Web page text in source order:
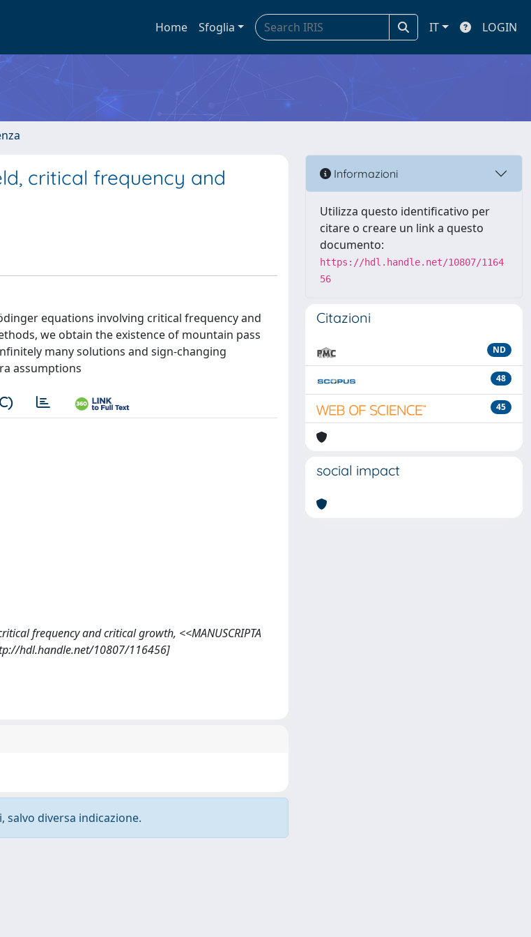
Home Sfoglia IT LOGIN
critical frequency and
equations involving critical frequency and
we obtain the existence of mountain pass
many solutions and sign-changing
assumptions
frequency and critical growth, <<MANUSCRIPTA
hdl.handle.net/10807/116456]
diversa indicazione.
Informazioni
Utilizza questo identificativo per
citare o creare un link a questo
documento:
https://hdl.handle.net/10807/1164
56
Citazioni
ND
48
45
social impact